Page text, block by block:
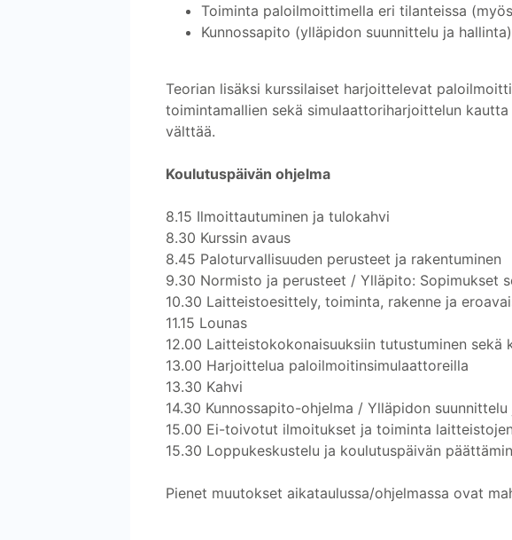
Toiminta paloilmoittimella eri tilanteissa
Kunnossapito (ylläpidon suunnittelu ja hallinta)
Teorian lisäksi kurssilaiset harjoittelevat
toimintamallien sekä simulaattoriharjoittelun
välttää.
Koulutuspäivän ohjelma
8.15 Ilmoittautuminen ja tulokahvi
8.30 Kurssin avaus
8.45 Paloturvallisuuden perusteet ja rakentuminen
9.30 Normisto ja perusteet / Ylläpito: Sopimukset
10.30 Laitteistoesittely, toiminta, rakenne ja
11.15 Lounas
12.00 Laitteistokokonaisuuksiin tutustuminen sekä
13.00 Harjoittelua paloilmoitinsimulaattoreilla
13.30 Kahvi
14.30 Kunnossapito-ohjelma / Ylläpidon suunnittelu
15.00 Ei-toivotut ilmoitukset ja toiminta
15.30 Loppukeskustelu ja koulutuspäivän
Pienet muutokset aikataulussa/ohjelmassa ovat